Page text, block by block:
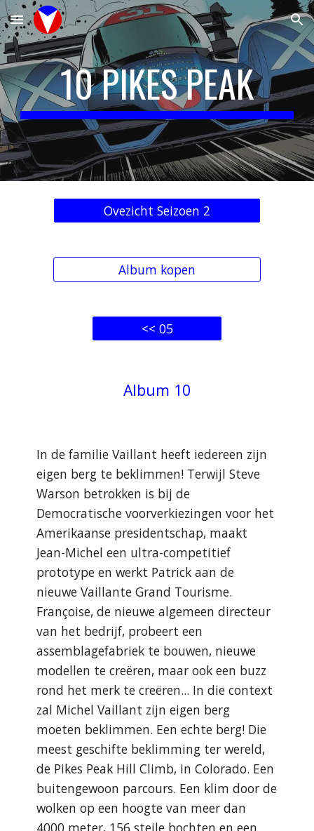
Skip to main content Skip to navigation
10 PIKES PEAK
Ovezicht Seizoen 2
Album kopen
<< 05
Album 10
In de familie Vaillant heeft iedereen zijn
eigen berg te beklimmen! Terwijl Steve
Warson betrokken is bij de
Democratische voorverkiezingen voor het
Amerikaanse presidentschap, maakt
Jean-Michel een ultra-competitief
prototype en werkt Patrick aan de
nieuwe Vaillante Grand Tourisme.
Françoise, de nieuwe algemeen directeur
van het bedrijf, probeert een
assemblagefabriek te bouwen, nieuwe
modellen te creëren, maar ook een buzz
rond het merk te creëren... In die context
zal Michel Vaillant zijn eigen berg
moeten beklimmen. Een echte berg! Die
meest geschifte beklimming ter wereld,
de Pikes Peak Hill Climb, in Colorado. Een
buitengewoon parcours. Een klim door de
wolken op een hoogte van meer dan
4000 meter, 156 steile bochten en een